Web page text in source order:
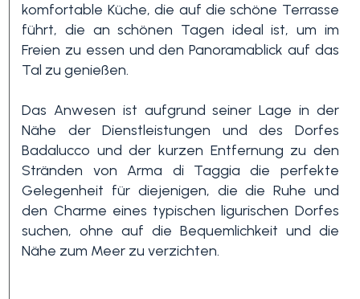
komfortable Küche, die auf die schöne Terrasse
führt, die an schönen Tagen ideal ist, um im
Freien zu essen und den Panoramablick auf das
Tal zu genießen.
Das Anwesen ist aufgrund seiner Lage in der
Nähe der Dienstleistungen und des Dorfes
Badalucco und der kurzen Entfernung zu den
Stränden von Arma di Taggia die perfekte
Gelegenheit für diejenigen, die die Ruhe und
den Charme eines typischen ligurischen Dorfes
suchen, ohne auf die Bequemlichkeit und die
Nähe zum Meer zu verzichten.
Andere
Optionen
Mehrfachauswahl
Garten
Balkon / Terrasse